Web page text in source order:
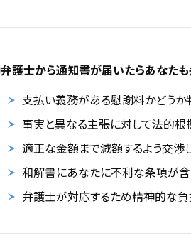
弁護士から通知書が届いたらあなた
支払い義務がある慰謝料かどうか
事実と異なる主張に対して法的根
適正な金額まで減額するよう交渉
和解書にあなたに不利な条項が
弁護士が対応するため精神的な